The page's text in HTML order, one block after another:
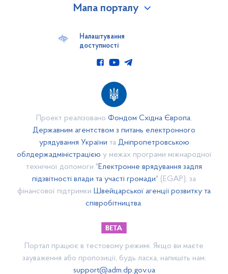
Мапа порталу
Паспорт спроможної громади
Бюджет 2020
Бюджет 2019
Нормативні документи
Бюджет 2025
Річні плани
Проект реалізовано Фондом Східна Європа,
Державним агентством з питань електронного
урядування України та Дніпропетровською
облдержадміністрацією у межах програми міжнародної
технічної допомоги "Електронне врядування задля
підзвітності влади та участі громади" (EGAP), за
фінансової підтримки Швейцарської агенції розвитку та
співробітництва.
Налаштування
доступності
Портал працює в тестовому режимі. Якщо ви маєте
зауваження або пропозиції, будь ласка, напишіть нам:
support@adm.dp.gov.ua